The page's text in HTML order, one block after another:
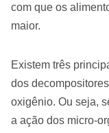
com que os
maior.
Existem três
dos
oxigênio. Ou seja,
a ação dos micro-